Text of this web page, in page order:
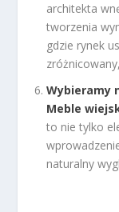
architekta
tworzenia
gdzie rynek
Wybieramy
Meble
to nie tylko
naturalny